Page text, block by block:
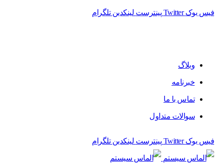
فیس بوک Twitter پینترست لینکدین تلگرام
وبلاگ
خبرنامه
تماس با ما
سوالات متداول
فیس بوک Twitter پینترست لینکدین تلگرام